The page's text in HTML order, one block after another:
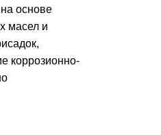
основе
масел и
коррозионно-